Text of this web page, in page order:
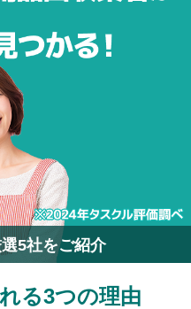
5社をご紹介
る3つの理由